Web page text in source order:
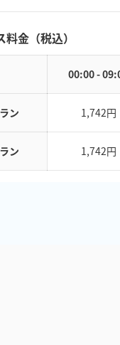
金（税込）
00:00 -
ン 1,742円
ン 1,742円